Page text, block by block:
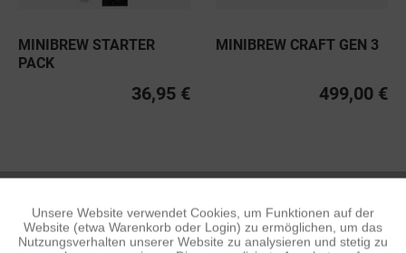
MINIBREW STARTER
PACK
36,95 €
MINIBREW CRAFT GEN 3
499,00 €
MINIBREW
Funktionale Aktiv
Unsere Website verwendet Cookies, um Funktionen auf der
Website (etwa Warenkorb oder Login) zu ermöglichen, um das
Nutzungsverhalten unserer Website zu analysieren und stetig zu